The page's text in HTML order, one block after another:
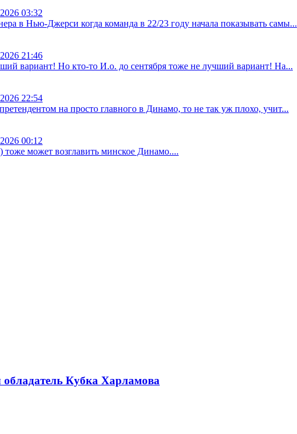
03:32
в Нью-Джерси когда команда в 22/23 году начала показывать самы...
21:46
вариант! Но кто-то И.о. до сентября тоже не лучший вариант! На...
22:54
на просто главного в Динамо, то не так уж плохо, учит...
00:12
может возглавить минское Динамо....
Кубка Харламова